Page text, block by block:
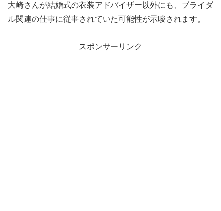
大崎さんが結婚式の衣装アドバイザー以外にも、ブライダ
ル関連の仕事に従事されていた可能性が示唆されます。
スポンサーリンク